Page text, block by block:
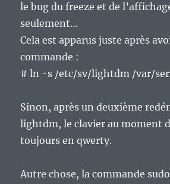
le bug du freeze et de
seulement…
Cela est apparus juste après
commande :
# ln -s /etc/sv/lightdm /var/
Sinon, après un deuxième
lightdm, le clavier au moment
toujours en qwerty.
Autre chose, la commande